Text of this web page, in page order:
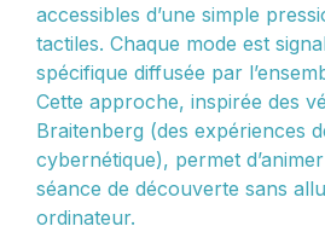
accessibles d’une simple
tactiles. Chaque mode est
spécifique diffusée par
Cette approche, inspirée des
Braitenberg (des expériences
cybernétique), permet
séance de découverte sans
ordinateur.